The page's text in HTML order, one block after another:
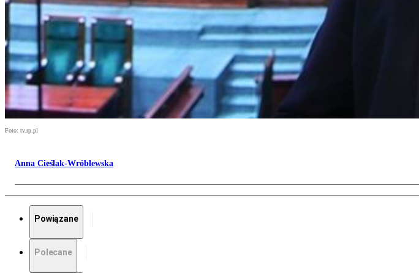
Foto: tv.rp.pl
Anna Cieślak-Wróblewska
Powiązane
Polecane